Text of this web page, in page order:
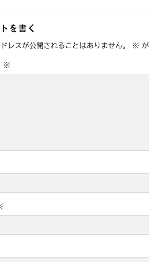
を書く
レスが公開されることはありません。 ※
※